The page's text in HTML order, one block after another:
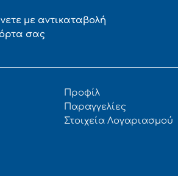
με αντικαταβολή
σας
Προφίλ
Παραγγελίες
Στοιχεία Λογαριασμού